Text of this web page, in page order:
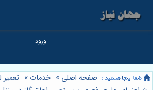
صفحه اصلی » خدمات » تعمیر